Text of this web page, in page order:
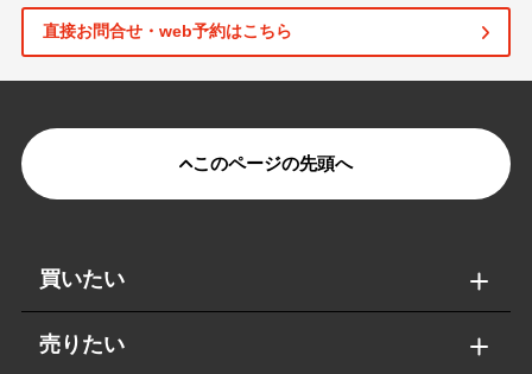
直接お問合せ・web予約はこちら
このページの先頭へ
買いたい
売りたい